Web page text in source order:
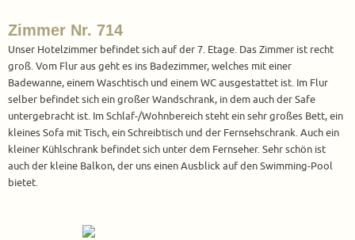
Zimmer Nr. 714
Unser Hotelzimmer befindet sich auf der 7. Etage. Das Zimmer ist recht
groß. Vom Flur aus geht es ins Badezimmer, welches mit einer
Badewanne, einem Waschtisch und einem WC ausgestattet ist. Im Flur
selber befindet sich ein großer Wandschrank, in dem auch der Safe
untergebracht ist. Im Schlaf-/Wohnbereich steht ein sehr großes Bett, ein
kleines Sofa mit Tisch, ein Schreibtisch und der Fernsehschrank. Auch ein
kleiner Kühlschrank befindet sich unter dem Fernseher. Sehr schön ist
auch der kleine Balkon, der uns einen Ausblick auf den Swimming-Pool
bietet.